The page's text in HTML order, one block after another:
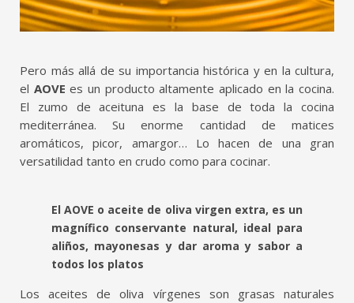
Pero más allá de su importancia histórica y en la cultura,
el AOVE es un producto altamente aplicado en la cocina.
El zumo de aceituna es la base de toda la cocina
mediterránea. Su enorme cantidad de matices
aromáticos, picor, amargor… Lo hacen de una gran
versatilidad tanto en crudo como para cocinar.
El AOVE o aceite de oliva virgen extra, es un
magnífico conservante natural, ideal para
aliños, mayonesas y dar aroma y sabor a
todos los platos
Los aceites de oliva vírgenes son grasas naturales